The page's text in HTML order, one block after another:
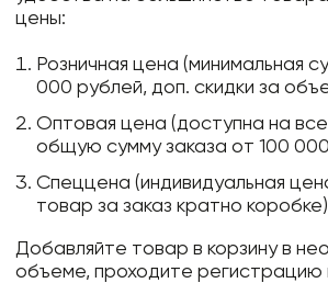
цены:
Розничная цена (минимальная
000 рублей, доп. скидки за
Оптовая цена (доступна на
общую сумму заказа от 100
Спеццена (индивидуальная
товар за заказ кратно коробке)
Добавляйте товар в корзину в
объеме, проходите регистрацию